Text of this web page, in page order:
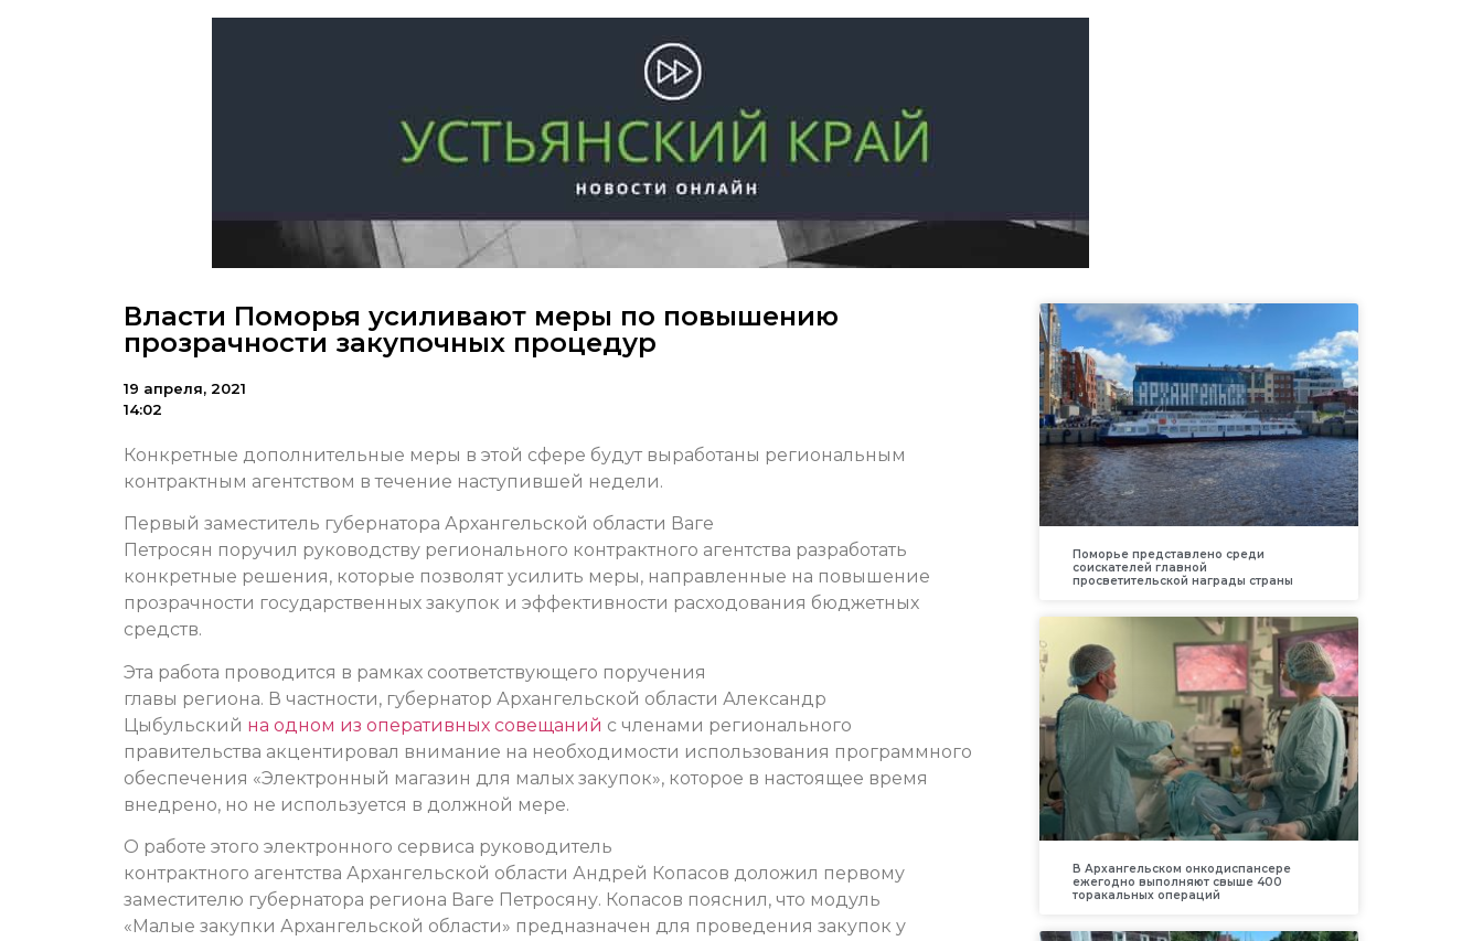
Власти Поморья усиливают меры по повышению
прозрачности закупочных процедур
19 апреля, 2021
14:02
Конкретные дополнительные меры в этой сфере будут выработаны региональным
контрактным агентством в течение наступившей недели.
Первый заместитель губернатора Архангельской области Ваге
Петросян поручил руководству регионального контрактного агентства разработать
конкретные решения, которые позволят усилить меры, направленные на повышение
прозрачности государственных закупок и эффективности расходования бюджетных
средств.
Эта работа проводится в рамках соответствующего поручения
главы региона. В частности, губернатор Архангельской области Александр
Цыбульский на одном из оперативных совещаний с членами регионального
правительства акцентировал внимание на необходимости использования программного
обеспечения «Электронный магазин для малых закупок», которое в настоящее время
внедрено, но не используется в должной мере.
О работе этого электронного сервиса руководитель
контрактного агентства Архангельской области Андрей Копасов доложил первому
заместителю губернатора региона Ваге Петросяну. Копасов пояснил, что модуль
«Малые закупки Архангельской области» предназначен для проведения закупок у
Поморье представлено среди
соискателей главной
просветительской награды страны
В Архангельском онкодиспансере
ежегодно выполняют свыше 400
торакальных операций